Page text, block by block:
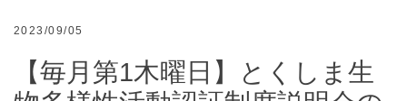
2023/09/05
【毎月第1木曜日】とくしま生